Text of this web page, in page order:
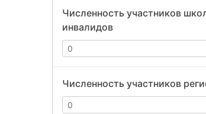
Численность участников
инвалидов
Численность участников